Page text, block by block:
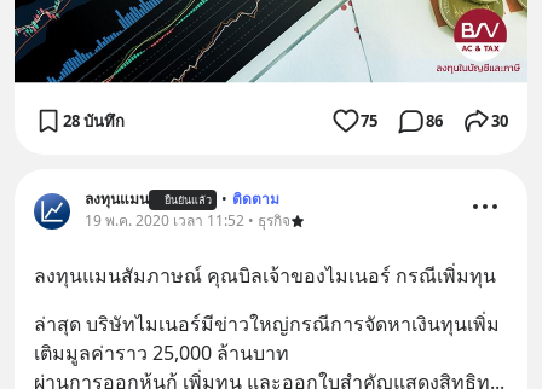
28 บันทึก 75 86 30
ลงทุนแมน ยืนยันแล้ว • ติดตาม
19 พ.ค. 2020 เวลา 11:52 • ธุรกิจ
ลงทุนแมนสัมภาษณ์ คุณบิลเจ้าของไมเนอร์ กรณีเพิ่มทุน
ล่าสุด บริษัทไมเนอร์มีข่าวใหญ่กรณีการจัดหาเงินทุนเพิ่ม
เติมมูลค่าราว 25,000 ล้านบาท
ผ่านการออกหุ้นกู้ เพิ่มทุน และออกใบสำคัญแสดงสิทธิท